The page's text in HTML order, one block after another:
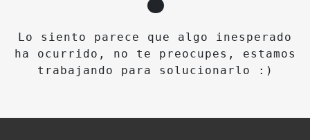
Lo siento parece que algo inesperado
ha ocurrido, no te preocupes, estamos
trabajando para solucionarlo :)